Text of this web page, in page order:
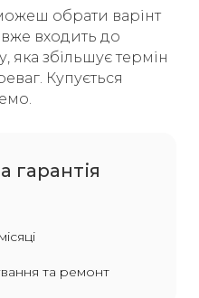
обрати варінт
вже входить до
збільшує термін
Купується
гарантія
та ремонт